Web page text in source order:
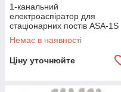
1-канальний
електроаспіратор для
стаціонарних постів ASA-1S
(100)
Немає в наявності
Ціну уточнюйте